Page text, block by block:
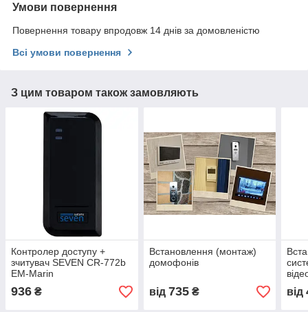
Умови повернення
Повернення товару впродовж 14 днів за домовленістю
Всі умови повернення
З цим товаром також замовляють
Контролер доступу +
зчитувач SEVEN CR-772b
EM-Marin
936 ₴
Встановлення (монтаж)
домофонів
від 735₴ від